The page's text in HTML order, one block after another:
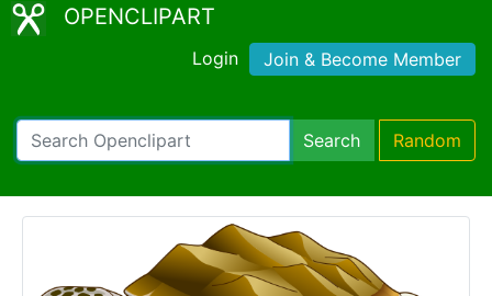
OPENCLIPART
Login Join & Become Member
Search Random